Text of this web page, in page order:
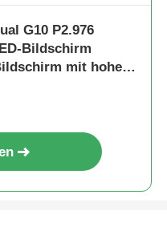
G10 P2.976
Bildschirm
mit hoher